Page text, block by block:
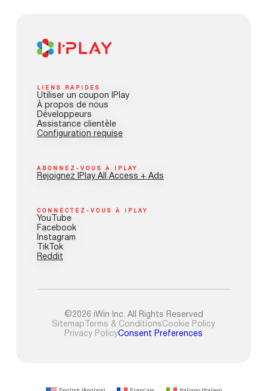
LIENS RAPIDES
Utiliser un coupon IPlay
À propos de nous
Développeurs
Assistance clientèle
Configuration requise
ABONNEZ-VOUS À IPLAY
Rejoignez IPlay All Access + Ads
CONNECTEZ-VOUS À IPLAY
YouTube
Facebook
Instagram
TikTok
Reddit
©2026 iWin Inc. All Rights Reserved
Sitemap Terms & ConditionsCookie Policy
Privacy PolicyConsent Preferences